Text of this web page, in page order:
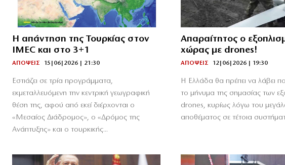
Η απάντηση της Τουρκίας στον
IMEC και στο 3+1
ΑΠΟΨΕΙΣ 15|06|2026 | 21:30
Εστιάζει σε τρία προγράμματα,
εκμεταλλευόμενη την κεντρική γεωγραφική
θέση της, αφού από εκεί διέρχονται ο
«Μεσαίος Διάδρομος», ο «Δρόμος της
Ανάπτυξης» και ο τουρκικής...
Απαραίτητος ο
χώρας με drones!
ΑΠΟΨΕΙΣ 12|06|2026 | 19:30
Η Ελλάδα θα πρέπει να λάβει
το μήνυμα της σημασίας των
drones, κυρίως λόγω του
αποθέματος σε τέτοια